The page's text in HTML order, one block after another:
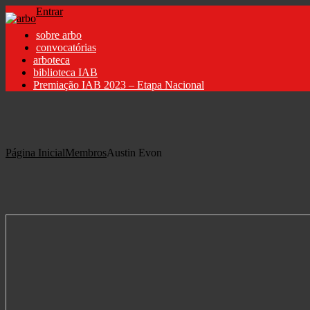
Entrar
sobre arbo
convocatórias
arboteca
biblioteca IAB
Premiação IAB 2023 – Etapa Nacional
Página InicialMembrosAustin Evon